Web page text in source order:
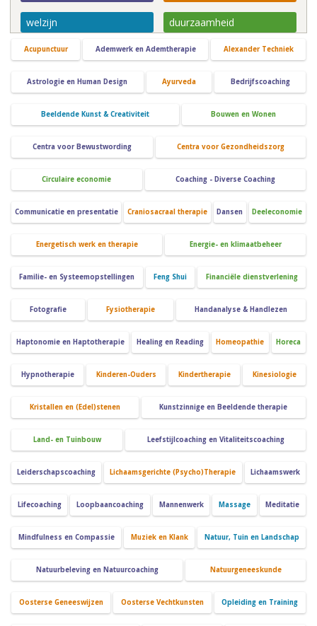
welzijn duurzaamheid
Acupunctuur Ademwerk en Ademtherapie Alexander Techniek
Astrologie en Human Design Ayurveda Bedrijfscoaching
Beeldende Kunst & Creativiteit Bouwen en Wonen
Centra voor Bewustwording Centra voor Gezondheidszorg
Circulaire economie Coaching - Diverse Coaching
Communicatie en presentatie Craniosacraal therapie Dansen Deeleconomie
Energetisch werk en therapie Energie- en klimaatbeheer
Familie- en Systeemopstellingen Feng Shui Financiële dienstverlening
Fotografie Fysiotherapie Handanalyse & Handlezen
Haptonomie en Haptotherapie Healing en Reading Homeopathie Horeca
Hypnotherapie Kinderen-Ouders Kindertherapie Kinesiologie
Kristallen en (Edel)stenen Kunstzinnige en Beeldende therapie
Land- en Tuinbouw Leefstijlcoaching en Vitaliteitscoaching
Leiderschapscoaching Lichaamsgerichte (Psycho)Therapie Lichaamswerk
Lifecoaching Loopbaancoaching Mannenwerk Massage Meditatie
Mindfulness en Compassie Muziek en Klank Natuur, Tuin en Landschap
Natuurbeleving en Natuurcoaching Natuurgeneeskunde
Oosterse Geneeswijzen Oosterse Vechtkunsten Opleiding en Training